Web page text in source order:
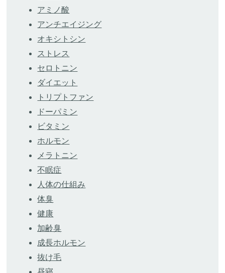
アミノ酸
アンチエイジング
オキシトシン
ストレス
セロトニン
ダイエット
トリプトファン
ドーパミン
ビタミン
ホルモン
メラトニン
不眠症
人体の仕組み
体臭
健康
加齢臭
成長ホルモン
抜け毛